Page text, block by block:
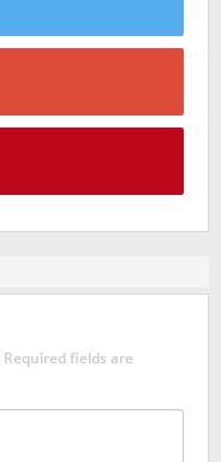
Required fields are